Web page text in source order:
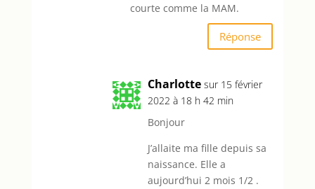
courte comme la MAM.
Réponse
Charlotte sur 15 février
2022 à 18 h 42 min
Bonjour
J’allaite ma fille depuis sa
naissance. Elle a
aujourd’hui 2 mois 1/2 .